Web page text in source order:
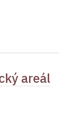
areál